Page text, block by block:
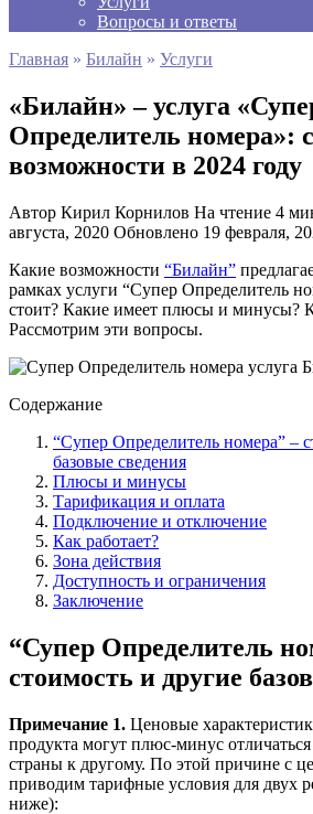
Вопросы и ответы
Главная » Билайн » Услуги
«Билайн» – услуга
Определитель номера»:
возможности в 2024 году
Автор Кирил Корнилов На чтение 4
августа, 2020 Обновлено 19 февраля,
Какие возможности “Билайн”
рамках услуги “Супер Определитель
стоит? Какие имеет плюсы и минусы?
Рассмотрим эти вопросы.
Содержание
“Супер Определитель номера” –
базовые сведения
Плюсы и минусы
Тарификация и оплата
Подключение и отключение
Как работает?
Зона действия
Доступность и ограничения
Заключение
“Супер Определитель
стоимость и другие
Примечание 1. Ценовые
продукта могут плюс-минус отличаться
страны к другому. По этой причине с
приводим тарифные условия для двух
ниже):